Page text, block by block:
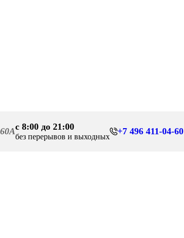
с 8:00 до 21:00
без перерывов и выходных
+7 496 411-04-60